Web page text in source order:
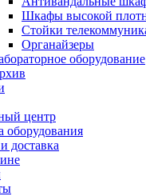
Шкафы высокой
Стойки
Органайзеры
оборудование
центр
оборудования
доставка